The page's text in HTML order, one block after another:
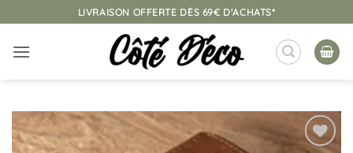
au
contenu
LIVRAISON OFFERTE DÈS 69€ D'ACHATS*